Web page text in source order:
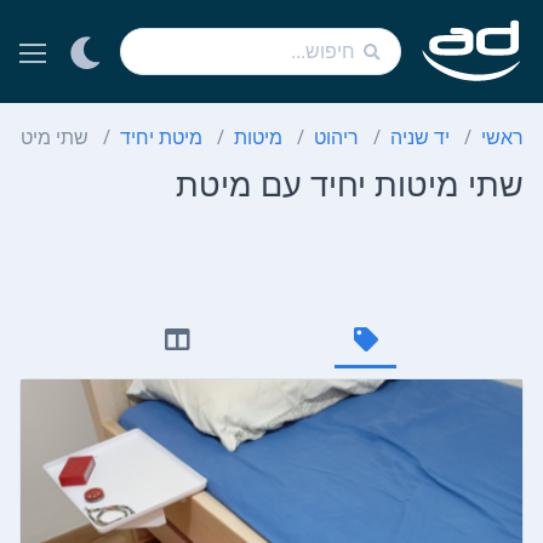
ראשי יד שניה ריהוט מיטות מיטת יחיד שתי
שתי מיטות יחיד עם מיטת